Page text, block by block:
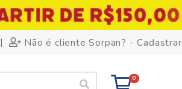
| Não é cliente Sorpan? - Cadastrar
0